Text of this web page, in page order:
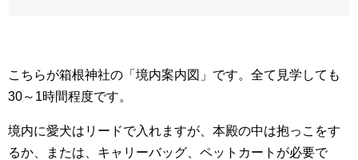
こちらが箱根神社の「境内案内図」です。全て見学しても
30～1時間程度です。
境内に愛犬はリードで入れますが、本殿の中は抱っこをす
るか、または、キャリーバッグ、ペットカートが必要で